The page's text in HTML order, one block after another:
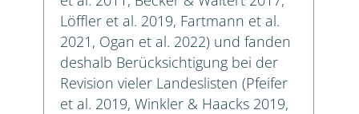
Löffler et al. 2019, Fartmann et al.
2021, Ogan et al. 2022) und fanden
deshalb Berücksichtigung bei der
Revision vieler Landeslisten (Pfeifer
et al. 2019, Winkler & Haacks 2019,